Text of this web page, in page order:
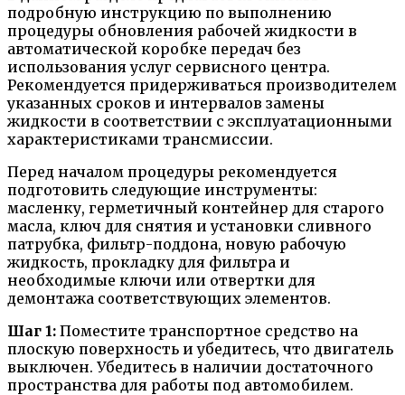
подробную инструкцию по выполнению
процедуры обновления рабочей жидкости в
автоматической коробке передач без
использования услуг сервисного центра.
Рекомендуется придерживаться производителем
указанных сроков и интервалов замены
жидкости в соответствии с эксплуатационными
характеристиками трансмиссии.
Перед началом процедуры рекомендуется
подготовить следующие инструменты:
масленку, герметичный контейнер для старого
масла, ключ для снятия и установки сливного
патрубка, фильтр-поддона, новую рабочую
жидкость, прокладку для фильтра и
необходимые ключи или отвертки для
демонтажа соответствующих элементов.
Шаг 1: Поместите транспортное средство на
плоскую поверхность и убедитесь, что двигатель
выключен. Убедитесь в наличии достаточного
пространства для работы под автомобилем.